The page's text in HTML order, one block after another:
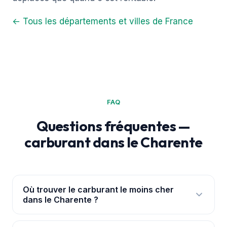
← Tous les départements et villes de France
FAQ
Questions fréquentes —
carburant dans le Charente
Où trouver le carburant le moins cher
dans le Charente ?